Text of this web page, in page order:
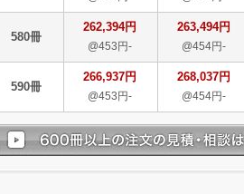
580冊
262,394円
@453円-
263,494円
@454円-
590冊
266,937円
@453円-
268,037円
@454円-